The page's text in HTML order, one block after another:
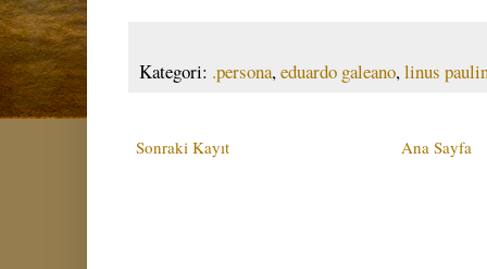
Kategori: .persona,eduardo galeano,linus
Sonraki Kayıt Ana Sayfa